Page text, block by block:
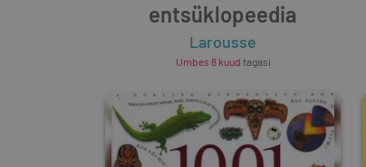
entsüklopeedia
Larousse
Umbes 8 kuud tagasi